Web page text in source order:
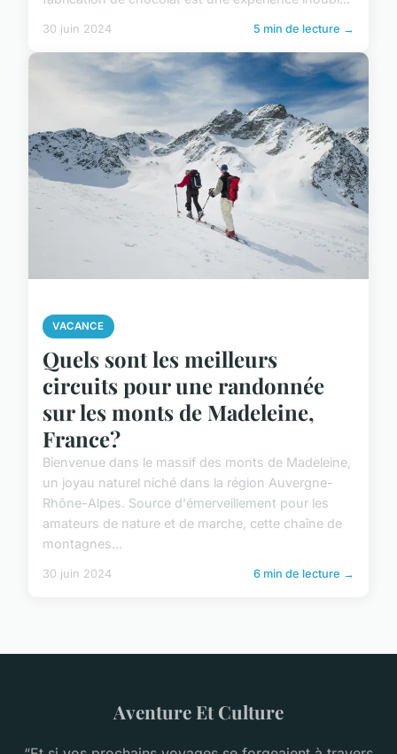
30 juin 2024 5 min de lecture →
VACANCE
Quels sont les meilleurs
circuits pour une randonnée
sur les monts de Madeleine,
France?
Bienvenue dans le massif des monts de Madeleine,
un joyau naturel niché dans la région Auvergne-
Rhône-Alpes. Source d'émerveillement pour les
amateurs de nature et de marche, cette chaîne de
montagnes...
30 juin 2024 6 min de lecture →
Aventure Et Culture